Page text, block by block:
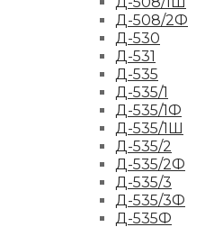
Д-508/2Ф
Д-530
Д-531
Д-535
Д-535/1
Д-535/1Ф
Д-535/1Ш
Д-535/2
Д-535/2Ф
Д-535/3
Д-535/3Ф
Д-535Ф